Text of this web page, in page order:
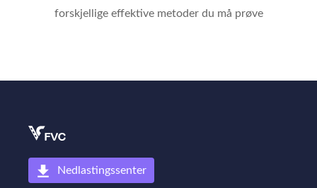
forskjellige effektive metoder du må prøve
Nedlastingssenter